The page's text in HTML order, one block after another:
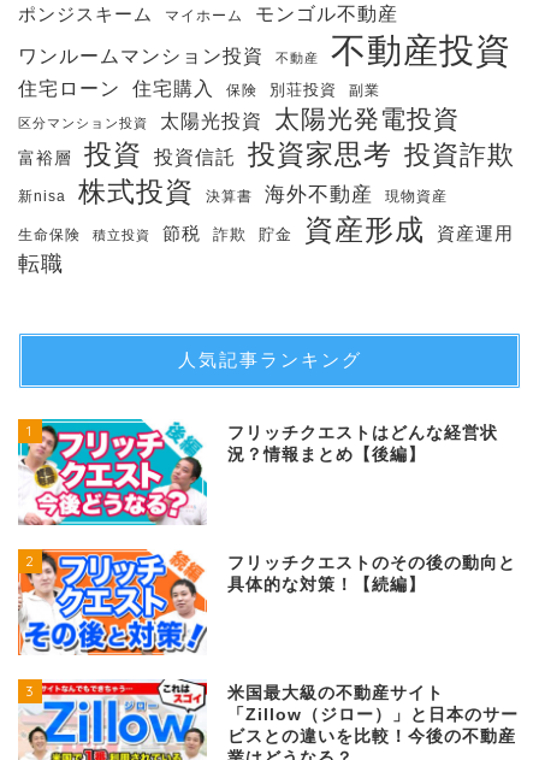
ポンジスキーム マイホーム モンゴル不動産
ワンルームマンション投資 不動産 不動産投資
住宅ローン 住宅購入 保険 別荘投資 副業
区分マンション投資 太陽光投資 太陽光発電投資
富裕層 投資 投資信託 投資家思考 投資詐欺
新nisa 株式投資 決算書 海外不動産 現物資産
生命保険 積立投資 節税 詐欺 貯金 資産形成 資産運用
転職
人気記事ランキング
1
フリッチクエストはどんな経営状
況？情報まとめ【後編】
2
フリッチクエストのその後の動向と
具体的な対策！【続編】
3
米国最大級の不動産サイト
「Zillow（ジロー）」と日本のサー
ビスとの違いを比較！今後の不動産